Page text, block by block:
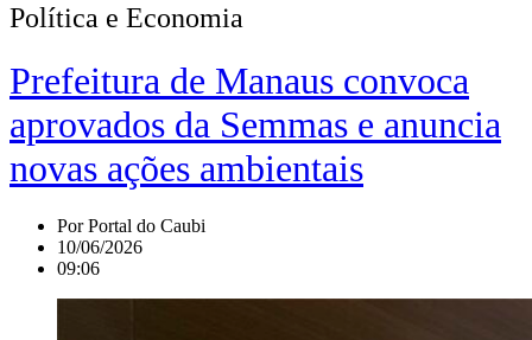
Política e Economia
Prefeitura de Manaus convoca
aprovados da Semmas e anuncia
novas ações ambientais
PorPortal do Caubi
10/06/2026
09:06